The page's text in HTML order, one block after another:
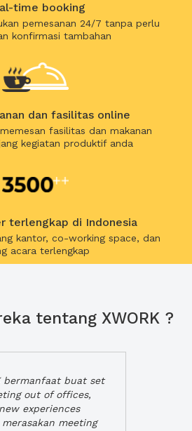
time booking
pemesanan 24/7 tanpa perlu
konfirmasi tambahan
dan fasilitas online
fasilitas dan makanan
kegiatan produktif anda
terlengkap di Indonesia
kantor, co-working space, dan
acara terlengkap
tentang XWORK ?
bermanfaat buat set
out of offices,
experiences
meeting